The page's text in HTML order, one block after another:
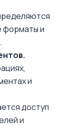
форматы и
и
доступ
и